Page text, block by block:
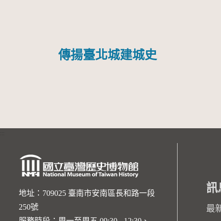
傳揚臺北城建城史
地址：709025 臺南市安南區長和路一段
250號
訊
最